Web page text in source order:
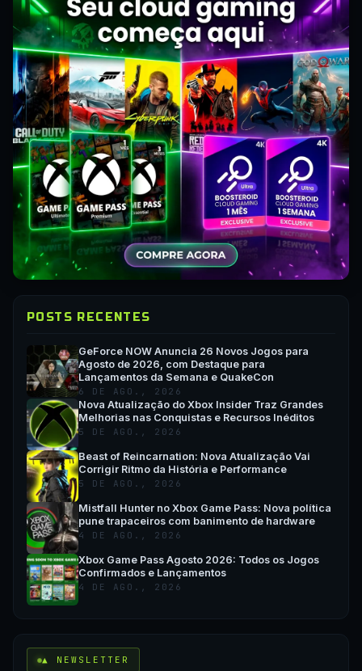
POSTS RECENTES
GeForce NOW Anuncia 26 Novos Jogos para
Agosto de 2026, com Destaque para
Lançamentos da Semana e QuakeCon
6 DE AGO., 2026
Nova Atualização do Xbox Insider Traz Grandes
Melhorias nas Conquistas e Recursos Inéditos
5 DE AGO., 2026
Beast of Reincarnation: Nova Atualização Vai
Corrigir Ritmo da História e Performance
5 DE AGO., 2026
Mistfall Hunter no Xbox Game Pass: Nova política
pune trapaceiros com banimento de hardware
4 DE AGO., 2026
Xbox Game Pass Agosto 2026: Todos os Jogos
Confirmados e Lançamentos
4 DE AGO., 2026
▲ NEWSLETTER